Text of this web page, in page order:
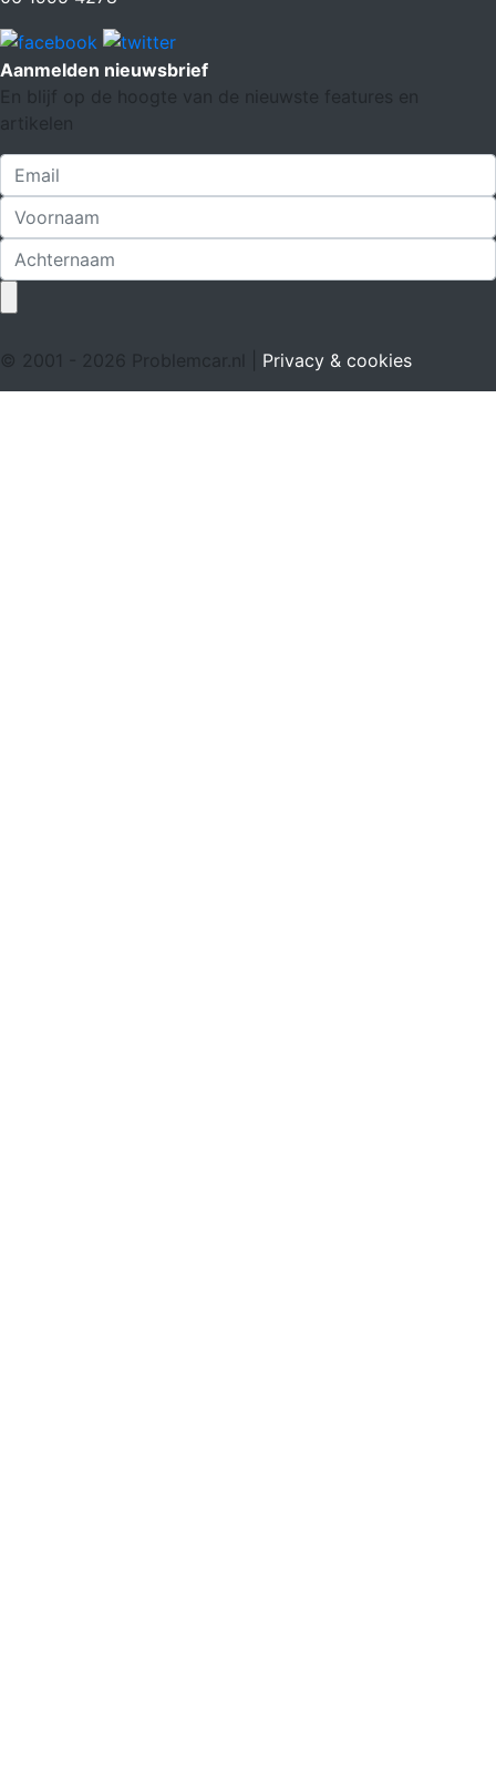
Aanmelden nieuwsbrief
En blijf op de hoogte van de nieuwste features en
artikelen
© 2001 - 2026 Problemcar.nl | Privacy & cookies